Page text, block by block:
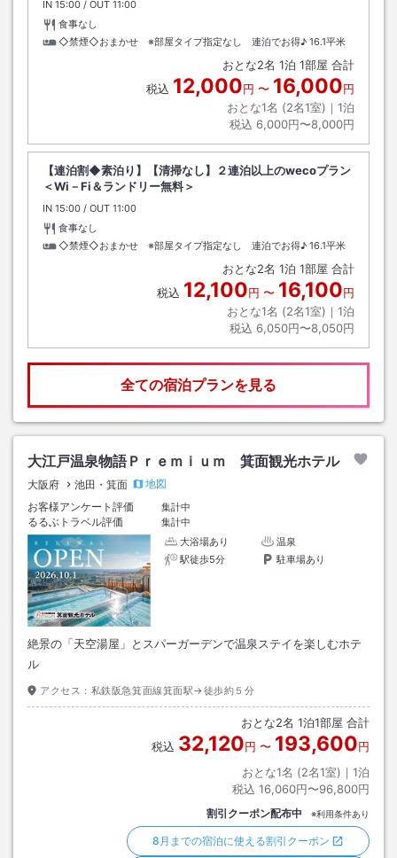
IN チェックイン
15:00 / OUT チェックアウト
11:00
食事なし
◇禁煙◇おまかせ ※部屋タイプ指定なし 連泊でお得♪ 16.1平米
おとな2名 1泊 1部屋 合計
税込 12,000円 〜 16,000円
おとな1名 (2名1室)｜ 1泊
税込 6,000円〜8,000円
【連泊割◆素泊り】【清掃なし】２連泊以上のwecoプラン
＜Wi－Fi＆ランドリー無料＞
IN チェックイン
15:00 / OUT チェックアウト
11:00
食事なし
◇禁煙◇おまかせ ※部屋タイプ指定なし 連泊でお得♪ 16.1平米
おとな2名 1泊 1部屋 合計
税込 12,100円 〜 16,100円
おとな1名 (2名1室)｜ 1泊
税込 6,050円〜8,050円
全ての宿泊プランを見る
大江戸温泉物語Ｐｒｅｍｉｕｍ 箕面観光ホテル
大阪府 池田・箕面
地図
お客様アンケート評価
集計中
るるぶトラベル評価
集計中
大浴場あり
温泉
駅徒歩5分
駐車場あり
絶景の「天空湯屋」とスパーガーデンで温泉ステイを楽しむホテ
ル
アクセス： 私鉄阪急箕面線箕面駅→徒歩約５分
おとな2名 1泊1部屋 合計
税込 32,120円 〜 193,600円
おとな1名 (2名1室)｜ 1泊
税込 16,060円〜96,800円
割引クーポン配布中 ※利用条件あり
8月までの宿泊に使える割引クーポン